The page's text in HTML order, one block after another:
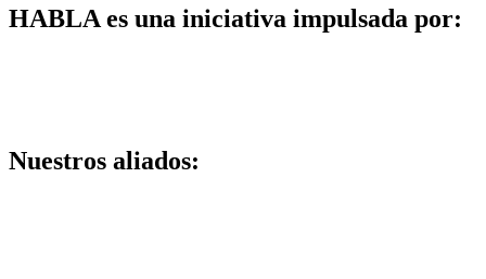
HABLA es una iniciativa impulsada por:
Nuestros aliados: